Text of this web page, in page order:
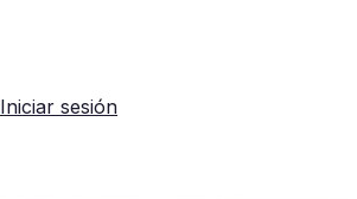
Iniciar sesión